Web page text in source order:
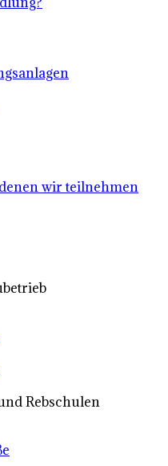
wir teilnehmen
Rebschulen